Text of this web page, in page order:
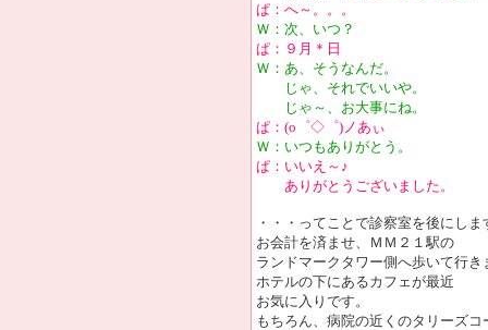
ぱ：へ～。。。
Ｗ：次、いつ？
ぱ：９月＊日
Ｗ：あ、そうなんだ。
じゃ、それでいいや。
じゃ～、お大事にね。
ぱ：(o゜◇゜)ノあぃ
Ｗ：いつもありがとう。
ぱ：いいえ～♪
ありがとうございました。
・・・ってことで診察室を後にしま
お会計を済ませ、ＭＭ２１駅の
ランドマークタワー側へ歩いて行き
ホテルの下にあるカフェが最近
お気に入りです。
もちろん、病院の近くのタリーズコ